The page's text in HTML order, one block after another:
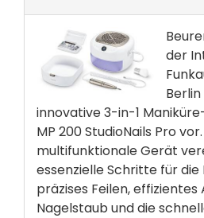
der
innovative 3-in-1
MP 200 StudioNails Pro
multifunktionale Gerät
essenzielle Schritte für die
präzises Feilen, effizientes
Nagelstaub und die